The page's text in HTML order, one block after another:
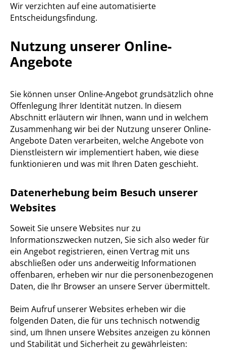
Wir verzichten auf eine automatisierte
Entscheidungsfindung.
Nutzung unserer Online-
Angebote
Sie können unser Online-Angebot grundsätzlich ohne
Offenlegung Ihrer Identität nutzen. In diesem
Abschnitt erläutern wir Ihnen, wann und in welchem
Zusammenhang wir bei der Nutzung unserer Online-
Angebote Daten verarbeiten, welche Angebote von
Dienstleistern wir implementiert haben, wie diese
funktionieren und was mit Ihren Daten geschieht.
Datenerhebung beim Besuch unserer
Websites
Soweit Sie unsere Websites nur zu
Informationszwecken nutzen, Sie sich also weder für
ein Angebot registrieren, einen Vertrag mit uns
abschließen oder uns anderweitig Informationen
offenbaren, erheben wir nur die personenbezogenen
Daten, die Ihr Browser an unsere Server übermittelt.
Beim Aufruf unserer Websites erheben wir die
folgenden Daten, die für uns technisch notwendig
sind, um Ihnen unsere Websites anzeigen zu können
und Stabilität und Sicherheit zu gewährleisten: